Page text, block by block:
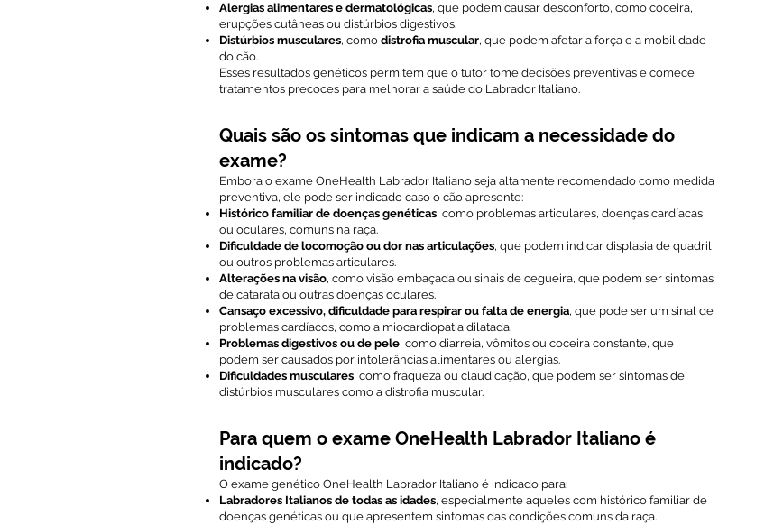
Alergias alimentares e dermatológicas, que podem causar desconforto, como coceira,
erupções cutâneas ou distúrbios digestivos.
Distúrbios musculares, como distrofia muscular, que podem afetar a força e a mobilidade
do cão.
Esses resultados genéticos permitem que o tutor tome decisões preventivas e comece
tratamentos precoces para melhorar a saúde do Labrador Italiano.
Quais são os sintomas que indicam a necessidade do
exame?
Embora o exame OneHealth Labrador Italiano seja altamente recomendado como medida
preventiva, ele pode ser indicado caso o cão apresente:
Histórico familiar de doenças genéticas, como problemas articulares, doenças cardíacas
ou oculares, comuns na raça.
Dificuldade de locomoção ou dor nas articulações, que podem indicar displasia de quadril
ou outros problemas articulares.
Alterações na visão, como visão embaçada ou sinais de cegueira, que podem ser sintomas
de catarata ou outras doenças oculares.
Cansaço excessivo, dificuldade para respirar ou falta de energia, que pode ser um sinal de
problemas cardíacos, como a miocardiopatia dilatada.
Problemas digestivos ou de pele, como diarreia, vômitos ou coceira constante, que
podem ser causados por intolerâncias alimentares ou alergias.
Dificuldades musculares, como fraqueza ou claudicação, que podem ser sintomas de
distúrbios musculares como a distrofia muscular.
Para quem o exame OneHealth Labrador Italiano é
indicado?
O exame genético OneHealth Labrador Italiano é indicado para:
Labradores Italianos de todas as idades, especialmente aqueles com histórico familiar de
doenças genéticas ou que apresentem sintomas das condições comuns da raça.